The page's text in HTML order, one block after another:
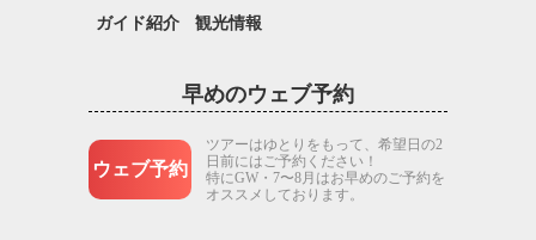
ガイド紹介
観光情報
早めのウェブ予約
ウェブ予約
ツアーはゆとりをもって、希望日の2
日前にはご予約ください！
特にGW・7〜8月はお早めのご予約を
オススメしております。